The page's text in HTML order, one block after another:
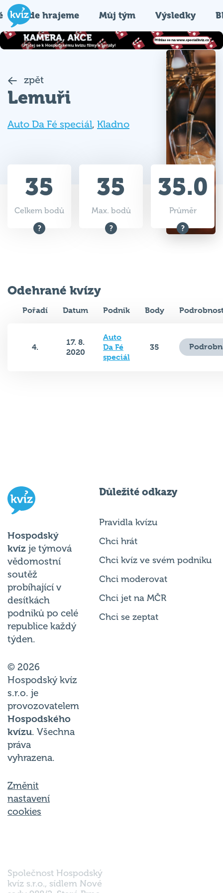
Kde hrajeme Můj tým Výsledky
zpět
Lemuři
Auto Da Fé speciál, Kladno
35
Celkem bodů
35
Max. bodů
35.0
Průměr
Odehrané kvízy
Pořadí Datum Podnik Body
4.
17. 8.
2020
Auto
Da Fé
speciál
35
Hospodský
kvíz je týmová
vědomostní
soutěž
probíhající v
desítkách
podniků po celé
republice každý
týden.
© 2026
Hospodský kvíz
s.r.o. je
provozovatelem
Hospodského
kvízu. Všechna
práva
vyhrazena.
Změnit
nastavení
cookies
Důležité odkazy
Pravidla kvízu
Chci hrát
Chci kvíz ve svém podniku
Chci moderovat
Chci jet na MČR
Chci se zeptat
Společnost Hospodský
kvíz s.r.o., sídlem Nové